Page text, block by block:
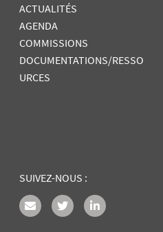
ACTUALITÉS
AGENDA
COMMISSIONS
DOCUMENTATIONS/RESSO
URCES
SUIVEZ-NOUS :